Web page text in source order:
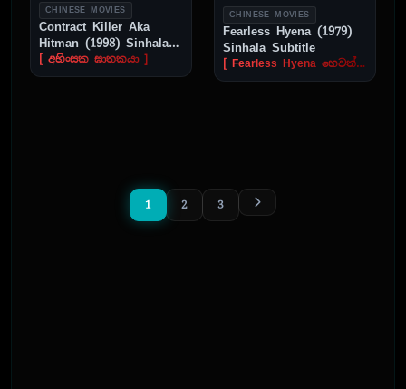
CHINESE MOVIES
Contract Killer Aka
Hitman (1998) Sinhala
Subtitle
[ අහිංසක ඝාතකයා ]
CHINESE MOVIES
Fearless Hyena (1979)
Sinhala Subtitle
[ Fearless Hyena හෙවත් අකීකරු මුණුබුරා. ]
1 2 3